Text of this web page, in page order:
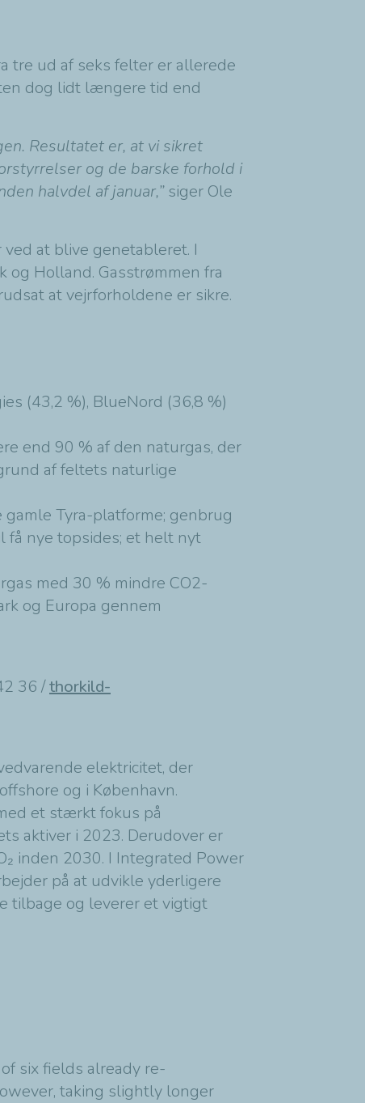
tre ud af seks felter er allerede
dog lidt længere tid end
Resultatet er, at vi sikret
og de barske forhold i
halvdel af januar,”siger Ole
at blive genetableret. I
Holland. Gasstrømmen fra
at vejrforholdene er sikre.
(43,2 %), BlueNord (36,8 %)
end 90 % af den naturgas, der
af feltets naturlige
Tyra-platforme; genbrug
nye topsides; et helt nyt
med 30 % mindre CO2-
og Europa gennem
36 /thorkild-
elektricitet, der
og i København.
et stærkt fokus på
aktiver i 2023. Derudover er
inden 2030. I Integrated Power
på at udvikle yderligere
tilbage og leverer et vigtigt
six fields already re-
taking slightly longer